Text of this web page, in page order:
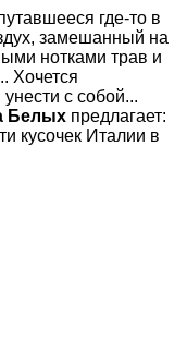
где-то в
замешанный на
нотками трав и
Хочется
с собой...
Белых предлагает:
кусочек Италии в